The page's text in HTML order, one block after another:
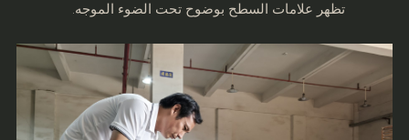
تظهر علامات السطح بوضوح تحت الضوء الموجه.